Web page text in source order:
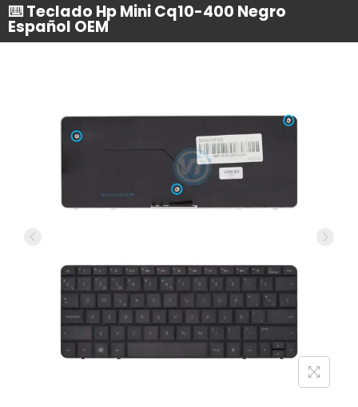
⌨️ Teclado Hp Mini Cq10-400 Negro
Español OEM